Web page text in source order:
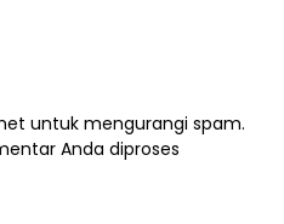
untuk mengurangi spam.
Anda diproses